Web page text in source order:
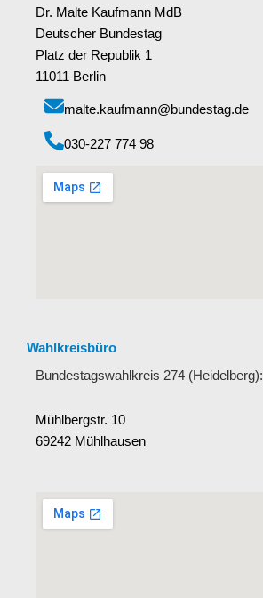
Dr. Malte Kaufmann MdB
Deutscher Bundestag
Platz der Republik 1
11011 Berlin
malte.kaufmann@bundestag.de
‭030-227 774 98‬
Wahlkreisbüro
Bundestagswahlkreis 274 (Heidelberg):
Mühlbergstr. 10
69242 Mühlhausen